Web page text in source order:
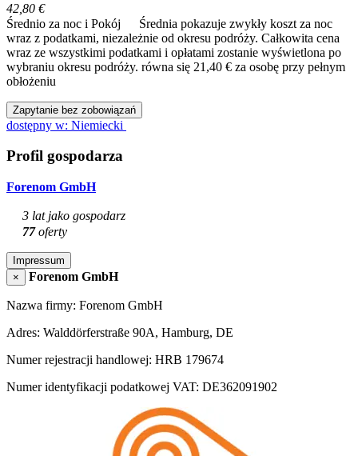
42,80 €
Średnio za noc i Pokój
Średnia pokazuje zwykły koszt za noc
wraz z podatkami, niezależnie od okresu podróży. Całkowita cena
wraz ze wszystkimi podatkami i opłatami zostanie wyświetlona po
wybraniu okresu podróży. równa się 21,40 € za osobę przy pełnym
obłożeniu
Zapytanie bez zobowiązań
dostępny w: Niemiecki
Profil gospodarza
Forenom GmbH
3 lat jako gospodarz
77oferty
Impressum
×
Forenom GmbH
Nazwa firmy: Forenom GmbH
Adres: Walddörferstraße 90A, Hamburg, DE
Numer rejestracji handlowej: HRB 179674
Numer identyfikacji podatkowej VAT: DE362091902